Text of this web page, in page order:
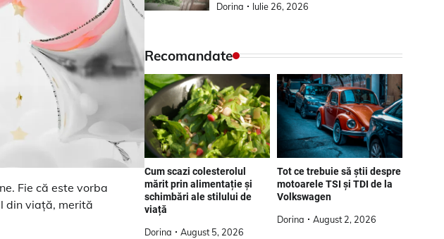
Fie că este vorba
din viață, merită
Dorina
Iulie 26, 2026
Recomandate
Cum scazi colesterolul
mărit prin alimentație și
schimbări ale stilului de
viață
Dorina August 5, 2026
Tot ce trebuie să știi despre
motoarele TSI și TDI de la
Volkswagen
Dorina August 2, 2026